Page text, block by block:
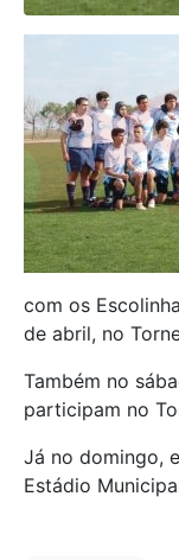
com os
de abril, no
Também no
participam no
Já no domingo,
Estádio